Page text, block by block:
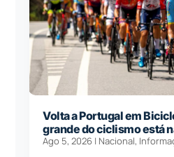
Volta a Portugal em
grande do ciclismo está
Ago 5, 2026 | Nacional,